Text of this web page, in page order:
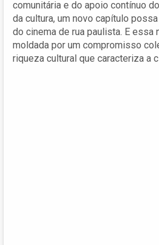
comunitária e do apoio contínuo
da cultura, um novo capítulo
do cinema de rua paulista. E essa
moldada por um compromisso
riqueza cultural que caracteriza a